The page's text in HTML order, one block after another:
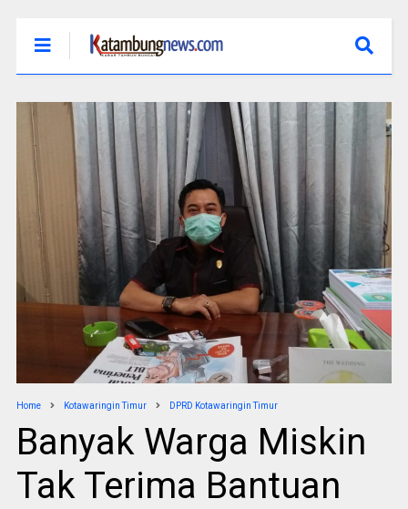
Home Kotawaringin Timur DPRD Kotawaringin Timur
Banyak Warga Miskin
Tak Terima Bantuan